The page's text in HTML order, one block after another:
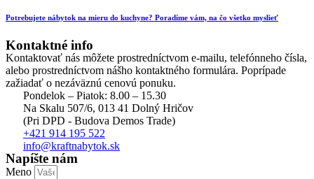
Potrebujete nábytok na mieru do kuchyne? Poradíme vám, na čo všetko myslieť
Kontaktné info
Kontaktovať nás môžete prostredníctvom e-mailu, telefónneho čísla,
alebo prostredníctvom nášho kontaktného formulára. Poprípade
zažiadať o nezáväznú cenovú ponuku.
Pondelok – Piatok: 8.00 – 15.30
Na Skalu 507/6, 013 41 Dolný Hričov
(Pri DPD - Budova Demos Trade)
+421 914 195 522
info@kraftnabytok.sk
Napíšte nám
Meno